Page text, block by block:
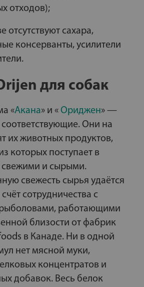
отходов);
отсутствуют сахара,
консерванты, усилители
для собак
«Акана» и « Ориджен» —
Они на
их животных продуктов,
которых поступает в
свежими и сырыми.
свежесть сырья удаётся
сотрудничества с
работающими
близости от фабрик
в Канаде. Ни в одной
нет мясной муки,
концентратов и
добавок. Весь белок